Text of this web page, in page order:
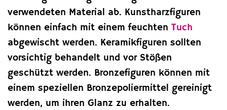
verwendeten Material ab. Kunstharzfiguren
können einfach mit einem feuchten Tuch
abgewischt werden. Keramikfiguren sollten
vorsichtig behandelt und vor Stößen
geschützt werden. Bronzefiguren können mit
einem speziellen Bronzepoliermittel gereinigt
werden, um ihren Glanz zu erhalten.